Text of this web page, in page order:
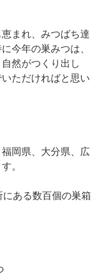
まれ、みつばち達
今年の巣みつは、
然がつくり出し
ただければと思い
岡県、大分県、広
。
ある数百個の巣箱